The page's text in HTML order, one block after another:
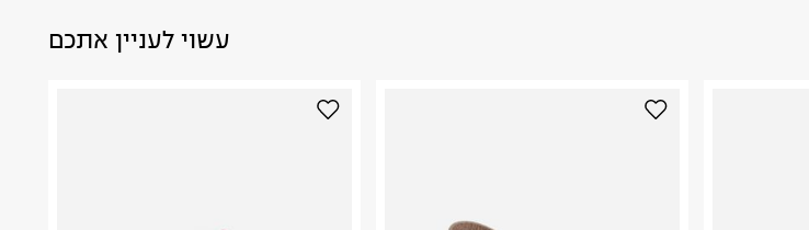
עשוי לעניין אתכם